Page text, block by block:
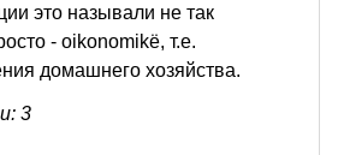
это называли не так
- oikonomikë, т.е.
домашнего хозяйства.
3